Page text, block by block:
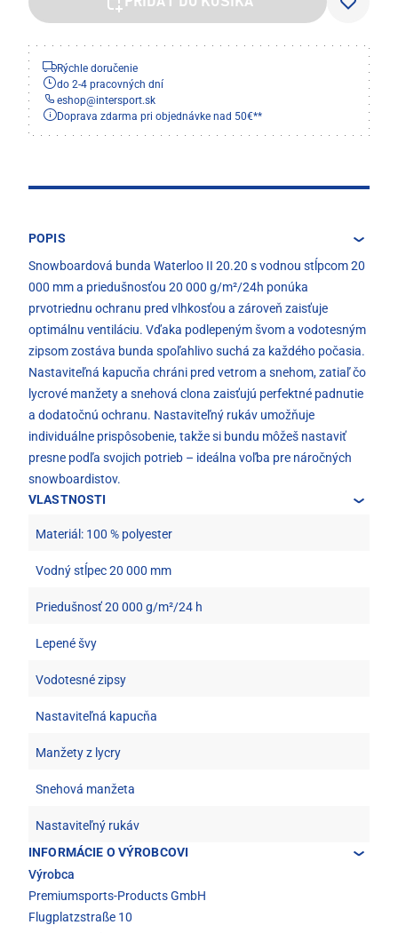
PRIDAŤ DO KOŠÍKA
Rýchle doručenie
do 2-4 pracovných dní
eshop@intersport.sk
Doprava zdarma pri objednávke nad 50€**
POPIS
Snowboardová bunda Waterloo II 20.20 s vodnou stĺpcom 20
000 mm a priedušnosťou 20 000 g/m²/24h ponúka
prvotriednu ochranu pred vlhkosťou a zároveň zaisťuje
optimálnu ventiláciu. Vďaka podlepeným švom a vodotesným
zipsom zostáva bunda spoľahlivo suchá za každého počasia.
Nastaviteľná kapucňa chráni pred vetrom a snehom, zatiaľ čo
lycrové manžety a snehová clona zaisťujú perfektné padnutie
a dodatočnú ochranu. Nastaviteľný rukáv umožňuje
individuálne prispôsobenie, takže si bundu môžeš nastaviť
presne podľa svojich potrieb – ideálna voľba pre náročných
snowboardistov.
VLASTNOSTI
Materiál: 100 % polyester
Vodný stĺpec 20 000 mm
Priedušnosť 20 000 g/m²/24 h
Lepené švy
Vodotesné zipsy
Nastaviteľná kapucňa
Manžety z lycry
Snehová manžeta
Nastaviteľný rukáv
INFORMÁCIE O VÝROBCOVI
Výrobca
Premiumsports-Products GmbH
Flugplatzstraße 10